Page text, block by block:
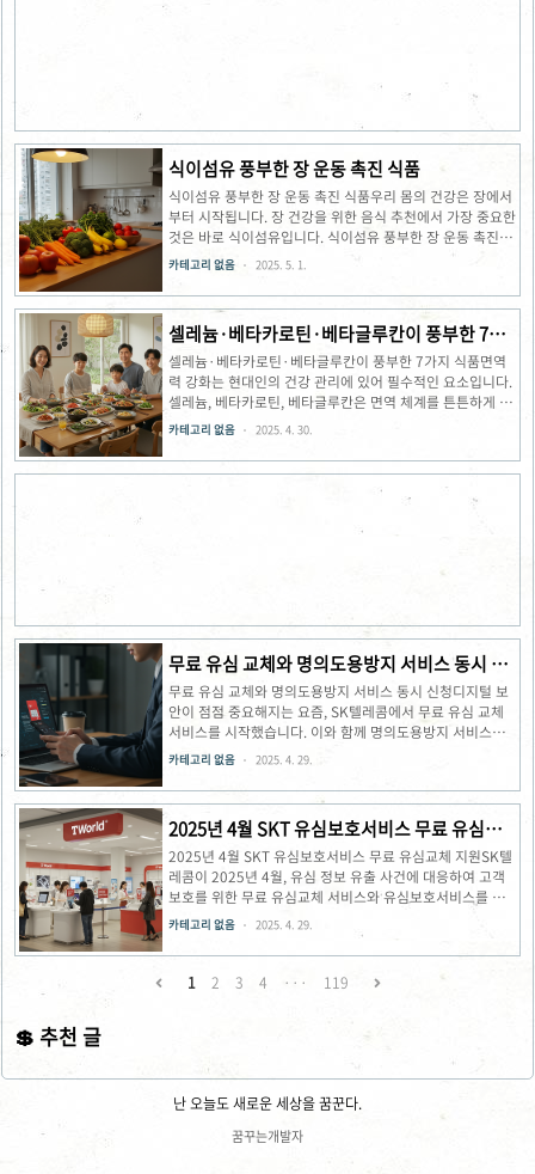
생성이 증가하여 불편함을 가중시킵니다. 소화 효율이 높은
식이섬유 풍부한 장 운동 촉진 식품
식이섬유 풍부한 장 운동 촉진 식품우리 몸의 건강은 장에서
부터 시작됩니다. 장 건강을 위한 음식 추천에서 가장 중요한
것은 바로 식이섬유입니다. 식이섬유 풍부한 장 운동 촉진 식
품을 꾸준히 섭취하면 소화 기능이 개선되고, 면역력이 향상
되며, 전반적인 건강 상태가 좋아집니다. 이 글에서는 다양한
식품군에서 장 건강에 도움이 되는 식품들을 알아보겠습니
다.유산균이 있는 음식장 건강을 위한 음식 추천 중 가장 대
표적인 것은 유산균이 풍부한 요구르트입니다. 요구르트에
함유된 유산균은 장내 유해균을 효과적으로 억제하고 장 운
동을 촉진하는 역할을 합니다. 특히 장내 미생물의 균형을 조
절해 변비나 설사와 같은 불편한 증상을 완화하는 데 도움이
됩니다. 요구르트 한 개(200g)에는 약 1.5g의 식이섬유가
포함되어 있..
카테고리 없음 2025. 5. 1.
셀레늄·베타카로틴·베타글루칸이 풍부한 7가
지 식품
셀레늄·베타카로틴·베타글루칸이 풍부한 7가지 식품면역
력 강화는 현대인의 건강 관리에 있어 필수적인 요소입니다.
셀레늄, 베타카로틴, 베타글루칸은 면역 체계를 튼튼하게 만
드는 핵심 영양소로, 일상 식단에서 쉽게 섭취할 수 있습니
다. 이 글에서는 이러한 영양소가 풍부한 7가지 식품을 자세
히 알아보겠습니다.셀레늄·베타카로틴·베타글루칸이 풍부
한 식품의 중요성우리 몸의 방어 시스템을 강화하는 면역력
강화에 좋은 음식 중에서도 셀레늄, 베타카로틴, 베타글루칸
카테고리 없음 2025. 4. 30.
무료 유심 교체와 명의도용방지 서비스 동시 신
청
무료 유심 교체와 명의도용방지 서비스 동시 신청디지털 보
안이 점점 중요해지는 요즘, SK텔레콤에서 무료 유심 교체
서비스를 시작했습니다. 이와 함께 명의도용방지 서비스도
신청하면 온라인 금융 거래의 안전을 더욱 강화할 수 있습니
다. 두 서비스를 효과적으로 활용하는 방법에 대해 알아보겠
습니다.무료 유심 교체가 뭔가요?SK텔레콤은 2025년 4월
서비스를 시작했습니다. 이는 악성코드로 인한 사이버 침해
사고를 예방하기 위한 조치입니다. 4월 18일 24시 이전에
SK텔레콤 무선 서비스에 가입한 고객이라면 누구나 신청 가
능합니다. 유심 교체는 전국 2,600여 개의 T월드 매장에서
진행됩니다. 매장을 직접 방문하지 않고도 온라인 예약 시스
템을 통해 ..
카테고리 없음 2025. 4. 29.
2025년 4월 SKT 유심보호서비스 무료 유심교
체 지원
2025년 4월 SKT 유심보호서비스 무료 유심교체 지원SK텔
레콤이 2025년 4월, 유심 정보 유출 사건에 대응하여 고객
보호를 위한 무료 유심교체 서비스와 유심보호서비스를 시
행합니다. 4월 28일부터 전국 T월드 매장에서 이용 가능한
이 서비스는 고객의 개인정보 보호를 최우선으로 합니다. 안
전한 통신 환경을 위한 SKT의 대응책에 대해 자세히 알아보
겠습니다.유심 정보 유출 사건과 SKT의 대응2025년 4월
의 T월드 매장에서 유심 무료 교체 서비스를 제공하기 시작
했으며, 동시에 sk유심보호서비스를 무료로 제공하는 투트
랙 전..
카테고리 없음 2025. 4. 29.
1 2 3 4 ··· 119
💲 추천 글
난 오늘도 새로운 세상을 꿈꾼다.
꿈꾸는개발자